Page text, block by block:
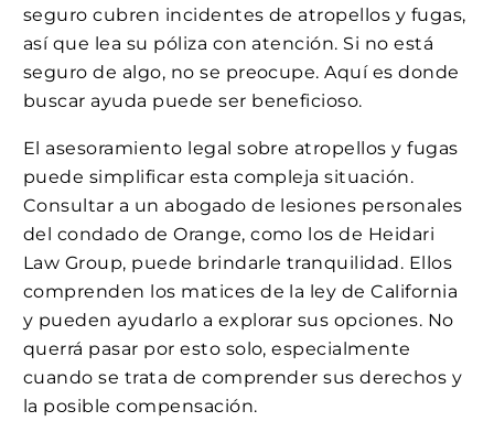
seguro cubren incidentes de atropellos y fugas,
así que lea su póliza con atención. Si no está
seguro de algo, no se preocupe. Aquí es donde
buscar ayuda puede ser beneficioso.
El asesoramiento legal sobre atropellos y fugas
puede simplificar esta compleja situación.
Consultar a un abogado de lesiones personales
del condado de Orange, como los de Heidari
Law Group, puede brindarle tranquilidad. Ellos
comprenden los matices de la ley de California
y pueden ayudarlo a explorar sus opciones. No
querrá pasar por esto solo, especialmente
cuando se trata de comprender sus derechos y
la posible compensación.